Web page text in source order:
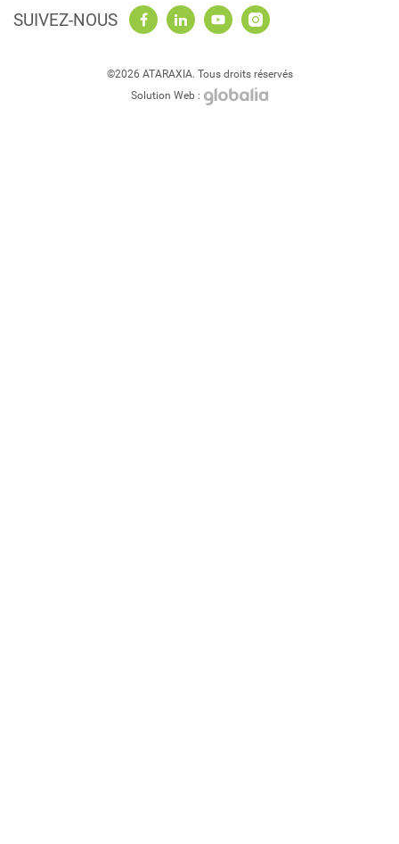
SUIVEZ-NOUS
©2026 ATARAXIA. Tous droits réservés
Solution Web :